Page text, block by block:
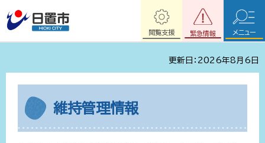
緊急情報
閲覧支援 メニュー
更新日：2026年8月6日
維持管理情報